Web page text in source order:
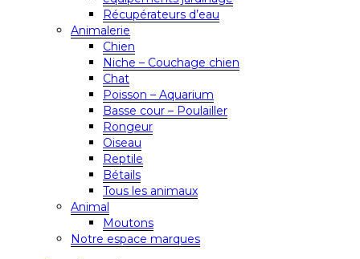
Récupérateurs d’eau
Animalerie
Chien
Niche – Couchage chien
Chat
Poisson – Aquarium
Basse cour – Poulailler
Rongeur
Oiseau
Reptile
Bétails
Tous les animaux
Animal
Moutons
Notre espace marques